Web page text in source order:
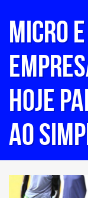
Micro
hoje
ao